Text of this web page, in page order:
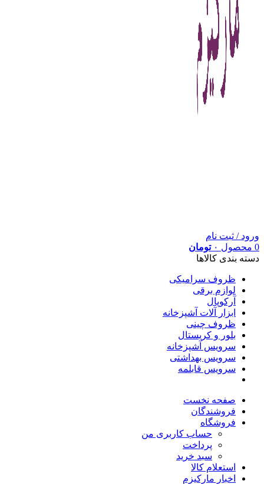
ورود / ثبت نام
0 محصول ۰ تومان
دسته بندی کالاها
ظروف سرامیکی
لوازم برقی
آرکوپال
ابزار آلات آشپزخانه
ظروف چینی
بلور و کریستال
سرویس آشپزخانه
سرویس بهداشتی
سرویس قابلمه
صفحه نخست
فروشندگان
فروشگاه
حساب کاربری من
پرداخت
سبد خرید
استعلام کالا
اخبار مارکیزم